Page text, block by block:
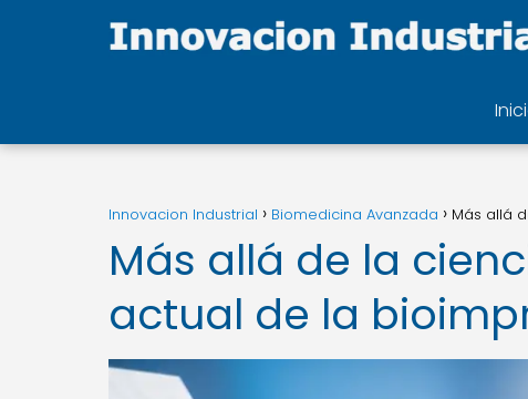
Innovacion Industrial Biomedicina Avanzada Más allá
Más allá de la
actual de la